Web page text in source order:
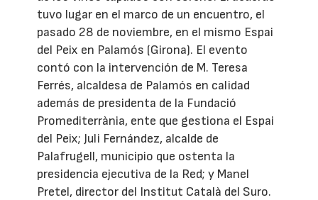
tuvo lugar en el marco de un encuentro, el
pasado 28 de noviembre, en el mismo Espai
del Peix en Palamós (Girona). El evento
contó con la intervención de M. Teresa
Ferrés, alcaldesa de Palamós en calidad
además de presidenta de la Fundació
Promediterrània, ente que gestiona el Espai
del Peix; Juli Fernández, alcalde de
Palafrugell, municipio que ostenta la
presidencia ejecutiva de la Red; y Manel
Pretel, director del Institut Català del Suro.